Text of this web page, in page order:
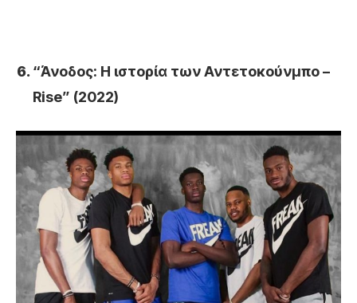
“Άνοδος: Η ιστορία των Αντετοκούνμπο –
Rise” (2022)